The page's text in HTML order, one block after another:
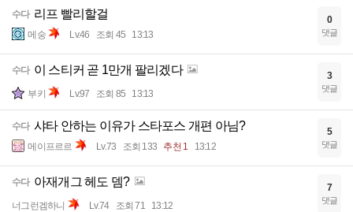
수다 리프 빨리할걸
메숭 Lv.46 조회 45 13:13
0
댓글
수다 이 스티커 곧 1만개 팔리겠다
부키 Lv.97 조회 85 13:13
3
댓글
수다 샤타 안하는 이유가 스타포스 개편 아님?
메이프르르 Lv.73 조회 133 추천 1 13:12
5
댓글
수다 아재개그 헤도 뎀?
너그런겜하니 Lv.74 조회 71 13:12
7
댓글